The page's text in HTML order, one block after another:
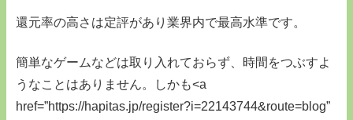
還元率の高さは定評があり業界内で最高水準です。
簡単なゲームなどは取り入れておらず、時間をつぶすよ
うなことはありません。しかも<a
href=”https://hapitas.jp/register?i=22143744&route=blog”